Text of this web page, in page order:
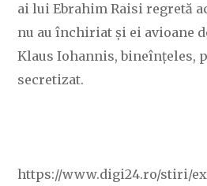
ai lui Ebrahim Raisi regretă
nu au închiriat și ei avioane
Klaus Iohannis, bineînțeles,
secretizat.
https://www.digi24.ro/stiri/